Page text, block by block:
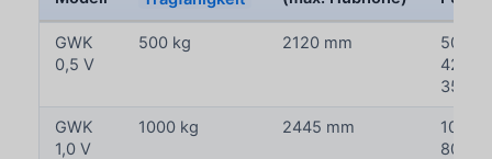
GWK
0,5 V
500 kg 2120 mm
500
425
350
GWK
1,0 V
1000 kg 2445 mm
1000
800